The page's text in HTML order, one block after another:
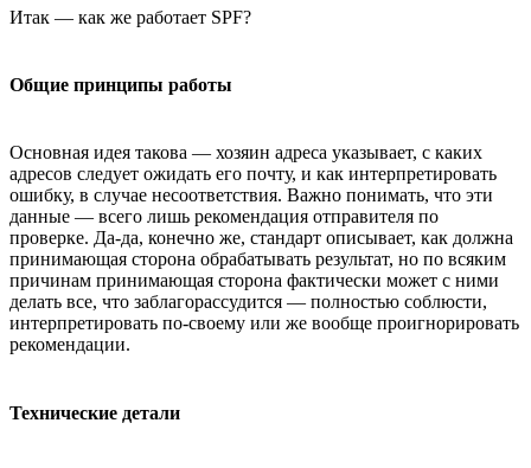
Итак — как же работает SPF?
Общие принципы работы
Основная идея такова — хозяин адреса указывает, с каких
адресов следует ожидать его почту, и как интерпретировать
ошибку, в случае несоответствия. Важно понимать, что эти
данные — всего лишь рекомендация отправителя по
проверке. Да-да, конечно же, стандарт описывает, как должна
принимающая сторона обрабатывать результат, но по всяким
причинам принимающая сторона фактически может с ними
делать все, что заблагорассудится — полностью соблюсти,
интерпретировать по-своему или же вообще проигнорировать
рекомендации.
Технические детали